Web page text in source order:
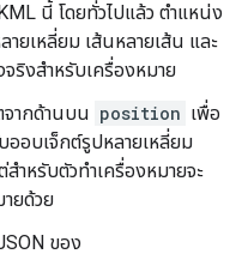
นี้ โดยทั่วไปแล้ว ตำแหน่ง
ยเหลี่ยม เส้นหลายเส้น และ
ริงสำหรับเครื่องหมาย
จากด้านบน position เพื่อ
ออบเจ็กต์รูปหลายเหลี่ยม
สำหรับตัวทำเครื่องหมายจะ
ยด้วย
ของ